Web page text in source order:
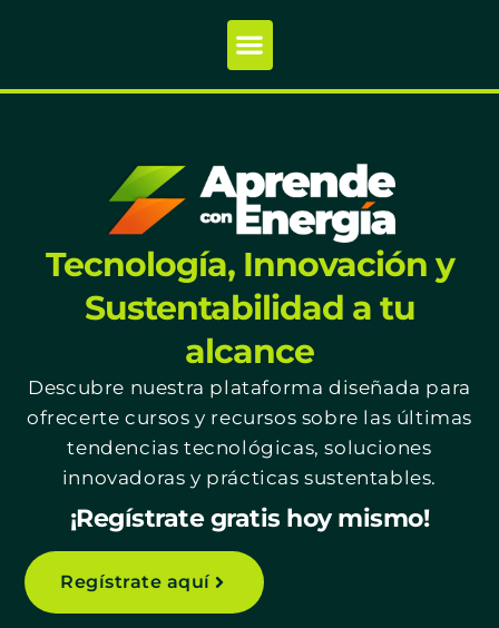
Tecnología, Innovación y
Sustentabilidad a tu
alcance
Descubre nuestra plataforma diseñada para
ofrecerte cursos y recursos sobre las últimas
tendencias tecnológicas, soluciones
innovadoras y prácticas sustentables.
¡Regístrate gratis hoy mismo!
Regístrate aquí